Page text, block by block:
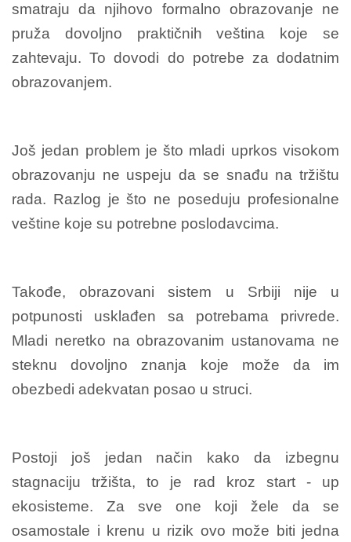
smatraju da njihovo formalno obrazovanje ne
pruža dovoljno praktičnih veština koje se
zahtevaju. To dovodi do potrebe za dodatnim
obrazovanjem.
Još jedan problem je što mladi uprkos visokom
obrazovanju ne uspeju da se snađu na tržištu
rada. Razlog je što ne poseduju profesionalne
veštine koje su potrebne poslodavcima.
Takođe, obrazovani sistem u Srbiji nije u
potpunosti usklađen sa potrebama privrede.
Mladi neretko na obrazovanim ustanovama ne
steknu dovoljno znanja koje može da im
obezbedi adekvatan posao u struci.
Postoji još jedan način kako da izbegnu
stagnaciju tržišta, to je rad kroz start - up
ekosisteme. Za sve one koji žele da se
osamostale i krenu u rizik ovo može biti jedna